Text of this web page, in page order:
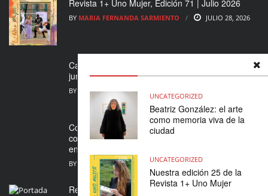
UNCATEGORIZED
Beatriz González: el arte
como memoria viva de la
ciudad
UNCATEGORIZED
Nuestra edición 25 de la
Revista 1+ Uno Mujer
Revista 1+ Uno Mujer, Edición 71 | Julio 2026
BY MARIA FERNANDA SARMIENTO JULIO 28, 2026
Cada Paso Cuenta: un festival para caminar
juntas por los derechos de las mujeres en ...
BY MARIA FERNANDA SARMIENTO
Convocatoria abierta para artistas víctimas del
conflicto: FESTIARTE 2026 abre sus inscripciones
en Bogotá
BY MARIA FERNANDA SARMIENTO
Revista 1+ Uno Mujer, junio 2026, edición 70